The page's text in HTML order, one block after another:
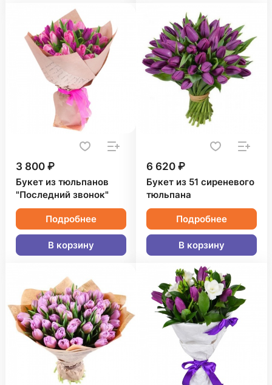
3 800 ₽
Букет из тюльпанов
"Последний звонок"
Подробнее
В корзину
6 620 ₽
Букет из 51 сиреневого
тюльпана
Подробнее
В корзину